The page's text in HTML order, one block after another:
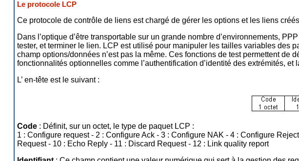
Le protocole LCP
Ce protocole de contrôle de liens est chargé de gérer les options et les liens
Dans l’optique d’être transportable sur un grande nombre d’environnements,
tester, et terminer le lien. LCP est utilisé pour manipuler les tailles variables des
champ options/données n’est pas la même. Ces fonctions de test permettent de
fonctionnalités optionnelles comme l’authentification d’identité des extrémités,
L’ en-tête est le suivant :
Code : Définit, sur un octet, le type de paquet LCP :
1 : Configure request - 2 : Configure Ack - 3 : Configure NAK - 4 : Configure
Request - 10 : Echo Reply - 11 : Discard Request - 12 : Link quality report